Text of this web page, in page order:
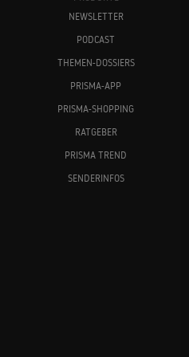
NEWSLETTER
PODCAST
THEMEN-DOSSIERS
PRISMA-APP
PRISMA-SHOPPING
RATGEBER
PRISMA TREND
SENDERINFOS